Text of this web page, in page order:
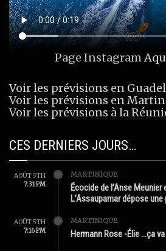
Page Instagram
Voir les prévisions en
Voir les prévisions en
Voir les prévisions à la
CES DERNIERS JOURS…
AOÛT 5TH
7:31 PM
MARTINIQUE
Écocide de l’Anse Meunier
L’Assaupamar dépose
AOÛT 5TH
7:16 PM
MARTINIQUE
Hermann Rose -Élie …ça